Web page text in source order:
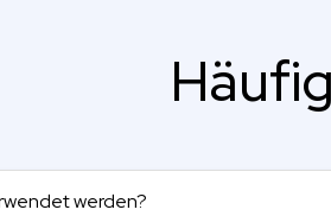
werden?